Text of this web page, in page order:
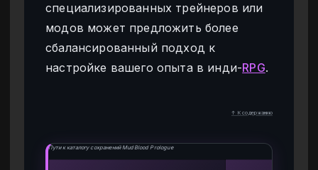
специализированных трейнеров или
модов может предложить более
сбалансированный подход к
настройке вашего опыта в инди-RPG.
↑ К содержанию
Пути к каталогу сохранений MudBlood Prologue